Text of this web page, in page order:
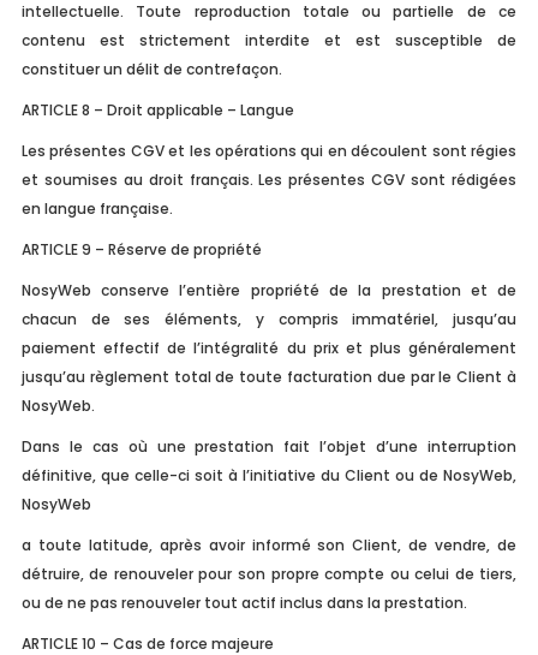
intellectuelle. Toute reproduction totale ou partielle de ce
contenu est strictement interdite et est susceptible de
constituer un délit de contrefaçon.
ARTICLE 8 – Droit applicable – Langue
Les présentes CGV et les opérations qui en découlent sont régies
et soumises au droit français. Les présentes CGV sont rédigées
en langue française.
ARTICLE 9 – Réserve de propriété
NosyWeb conserve l’entière propriété de la prestation et de
chacun de ses éléments, y compris immatériel, jusqu’au
paiement effectif de l’intégralité du prix et plus généralement
jusqu’au règlement total de toute facturation due par le Client à
NosyWeb.
Dans le cas où une prestation fait l’objet d’une interruption
définitive, que celle-ci soit à l’initiative du Client ou de NosyWeb,
NosyWeb
a toute latitude, après avoir informé son Client, de vendre, de
détruire, de renouveler pour son propre compte ou celui de tiers,
ou de ne pas renouveler tout actif inclus dans la prestation.
ARTICLE 10 – Cas de force majeure